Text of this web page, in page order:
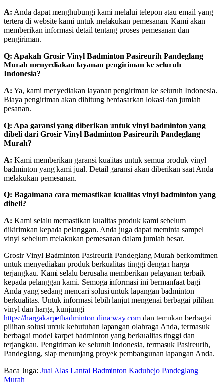
A: Anda dapat menghubungi kami melalui telepon atau email yang
tertera di website kami untuk melakukan pemesanan. Kami akan
memberikan informasi detail tentang proses pemesanan dan
pengiriman.
Q: Apakah Grosir Vinyl Badminton Pasireurih Pandeglang
Murah menyediakan layanan pengiriman ke seluruh
Indonesia?
A: Ya, kami menyediakan layanan pengiriman ke seluruh Indonesia.
Biaya pengiriman akan dihitung berdasarkan lokasi dan jumlah
pesanan.
Q: Apa garansi yang diberikan untuk vinyl badminton yang
dibeli dari Grosir Vinyl Badminton Pasireurih Pandeglang
Murah?
A: Kami memberikan garansi kualitas untuk semua produk vinyl
badminton yang kami jual. Detail garansi akan diberikan saat Anda
melakukan pemesanan.
Q: Bagaimana cara memastikan kualitas vinyl badminton yang
dibeli?
A: Kami selalu memastikan kualitas produk kami sebelum
dikirimkan kepada pelanggan. Anda juga dapat meminta sampel
vinyl sebelum melakukan pemesanan dalam jumlah besar.
Grosir Vinyl Badminton Pasireurih Pandeglang Murah berkomitmen
untuk menyediakan produk berkualitas tinggi dengan harga
terjangkau. Kami selalu berusaha memberikan pelayanan terbaik
kepada pelanggan kami. Semoga informasi ini bermanfaat bagi
Anda yang sedang mencari solusi untuk lapangan badminton
berkualitas. Untuk informasi lebih lanjut mengenai berbagai pilihan
vinyl dan harga, kunjungi
https://hargakarpetbadminton.dinarway.com dan temukan berbagai
pilihan solusi untuk kebutuhan lapangan olahraga Anda, termasuk
berbagai model karpet badminton yang berkualitas tinggi dan
terjangkau. Pengiriman ke seluruh Indonesia, termasuk Pasireurih,
Pandeglang, siap menunjang proyek pembangunan lapangan Anda.
Baca Juga: Jual Alas Lantai Badminton Kaduhejo Pandeglang
Murah